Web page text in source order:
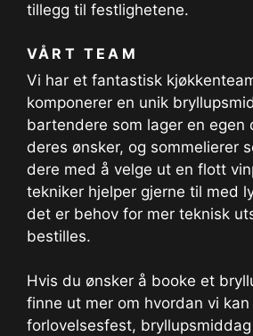
tillegg til festlighetene.
VÅRT TEAM
Vi har et fantastisk
komponerer en unik
bartendere som lager en egen
deres ønsker, og sommelierer
dere med å velge ut en flott
tekniker hjelper gjerne til med
det er behov for mer teknisk
bestilles.
Hvis du ønsker å booke et
finne ut mer om hvordan vi kan
forlovelsesfest,